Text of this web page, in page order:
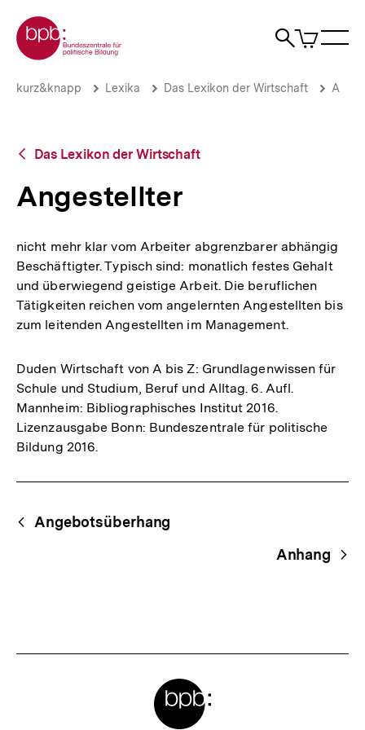
zum
Seiteninhalt
springen
Zur Startseite der bpb
Suche
Artikel
im
Angestellter
Brotkrümelnavigation
Pfadnavigation
kurz&knapp Lexika Das Lexikon der Wirtschaft A
Zurück
Übersicht
Das Lexikon der Wirtschaft
Angestellter
nicht mehr klar vom Arbeiter abgrenzbarer abhängig
Beschäftigter. Typisch sind: monatlich festes Gehalt
und überwiegend geistige Arbeit. Die beruflichen
Tätigkeiten reichen vom angelernten Angestellten bis
zum leitenden Angestellten im Management.
Duden Wirtschaft von A bis Z: Grundlagenwissen für
Schule und Studium, Beruf und Alltag. 6. Aufl.
Mannheim: Bibliographisches Institut 2016.
Lizenzausgabe Bonn: Bundeszentrale für politische
Bildung 2016.
Begriffsnavigation
Content-
Navigation
Angebotsüberhang
Anhang